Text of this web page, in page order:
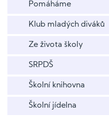
Pomáháme
Klub mladých diváků
Ze života školy
SRPDŠ
Školní knihovna
Školní jídelna